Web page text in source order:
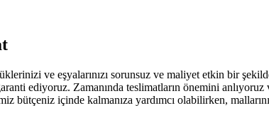
ve eşyalarınızı sorunsuz ve maliyet etkin bir
ediyoruz. Zamanında teslimatların önemini
bütçeniz içinde kalmanıza yardımcı olabilirken,